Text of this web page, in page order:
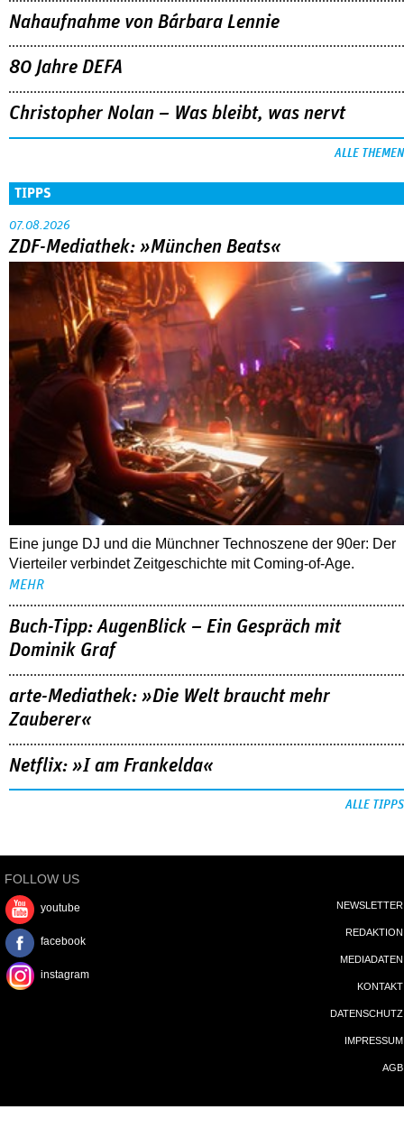
Nahaufnahme von Bárbara Lennie
80 Jahre DEFA
Christopher Nolan – Was bleibt, was nervt
ALLE THEMEN
TIPPS
07.08.2026
ZDF-Mediathek: »München Beats«
Eine junge DJ und die Münchner Technoszene der 90er: Der
Vierteiler verbindet Zeitgeschichte mit Coming-of-Age.
MEHR
Buch-Tipp: AugenBlick – Ein Gespräch mit
Dominik Graf
arte-Mediathek: »Die Welt braucht mehr
Zauberer«
Netflix: »I am Frankelda«
ALLE TIPPS
FOLLOW US
youtube
facebook
instagram
NEWSLETTER
REDAKTION
MEDIADATEN
KONTAKT
DATENSCHUTZ
IMPRESSUM
AGB